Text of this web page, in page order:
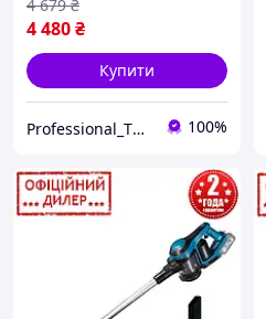
4 480₴
4 679 ₴
Купити
Professional_TOOLS 100%